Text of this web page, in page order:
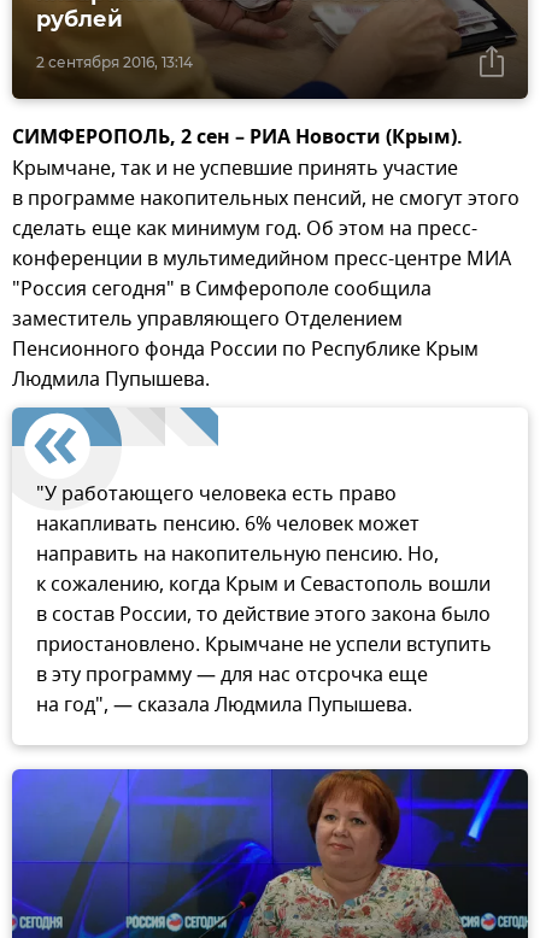
2 сентября 2016, 13:14
рублей
СИМФЕРОПОЛЬ, 2 сен – РИА Новости (Крым).
Крымчане, так и не успевшие принять участие
в программе накопительных пенсий, не смогут этого
сделать еще как минимум год. Об этом на пресс-
конференции в мультимедийном пресс-центре МИА
"Россия сегодня" в Симферополе сообщила
заместитель управляющего Отделением
Пенсионного фонда России по Республике Крым
Людмила Пупышева.
"У работающего человека есть право
накапливать пенсию. 6% человек может
направить на накопительную пенсию. Но,
к сожалению, когда Крым и Севастополь вошли
в состав России, то действие этого закона было
приостановлено. Крымчане не успели вступить
в эту программу — для нас отсрочка еще
на год", — сказала Людмила Пупышева.